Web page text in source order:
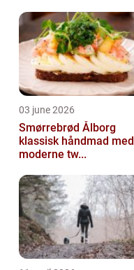
03 june 2026
Smørrebrød Ålborg
klassisk håndmad med
moderne tw...